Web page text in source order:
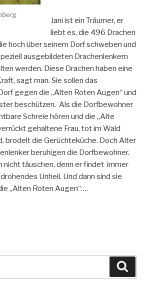
Jani ist ein Träumer, er
liebt es, die 496 Drachen
hoch über seinem Dorf schweben und
ausgebildeten Drachenlenkern
werden. Diese Drachen haben eine
sagt man. Sie sollen das
gegen die „Alten Roten Augen“ und
beschützen. Als die Dorfbewohner
Schreie hören und die „Alte
gehaltene Frau, tot im Wald
brodelt die Gerüchteküche. Doch Alter
beruhigen die Dorfbewohner.
nicht täuschen, denn er findet immer
Unheil. Und dann sind sie
„Alten Roten Augen“….